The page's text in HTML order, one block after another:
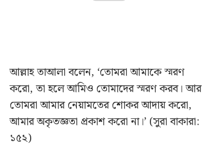
আল্লাহ তাআলা বলেন, ‘তোমরা আমাকে স্মরণ
করো, তা হলে আমিও তোমাদের স্মরণ করব। আর
তোমরা আমার নেয়ামতের শোকর আদায় করো,
আমার অকৃতজ্ঞতা প্রকাশ করো না।’ (সুরা বাকারা:
১৫২)